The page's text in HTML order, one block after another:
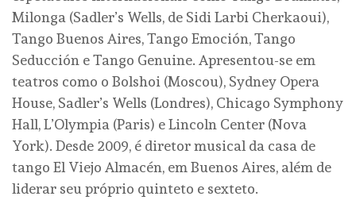
Milonga (Sadler’s Wells, de Sidi Larbi Cherkaoui),
Tango Buenos Aires, Tango Emoción, Tango
Seducción e Tango Genuine. Apresentou-se em
teatros como o Bolshoi (Moscou), Sydney Opera
House, Sadler’s Wells (Londres), Chicago Symphony
Hall, L’Olympia (Paris) e Lincoln Center (Nova
York). Desde 2009, é diretor musical da casa de
tango El Viejo Almacén, em Buenos Aires, além de
liderar seu próprio quinteto e sexteto.